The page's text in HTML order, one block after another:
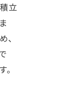
立
、